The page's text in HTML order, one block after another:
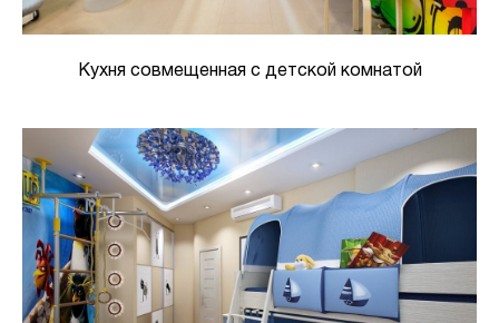
Кухня совмещенная с детской комнатой